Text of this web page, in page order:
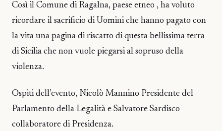
Così il Comune di Ragalna, paese etneo , ha voluto
ricordare il sacrificio di Uomini che hanno pagato con
la vita una pagina di riscatto di questa bellissima terra
di Sicilia che non vuole piegarsi al sopruso della
violenza.
Ospiti dell’evento, Nicolò Mannino Presidente del
Parlamento della Legalità e Salvatore Sardisco
collaboratore di Presidenza.